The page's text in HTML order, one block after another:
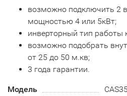
возможно подключить 2
мощностью 4 или 5кВт;
инверторный тип работы
возможно подобрать
от 25 до 50 м.кв;
3 года гарантии.
Модель